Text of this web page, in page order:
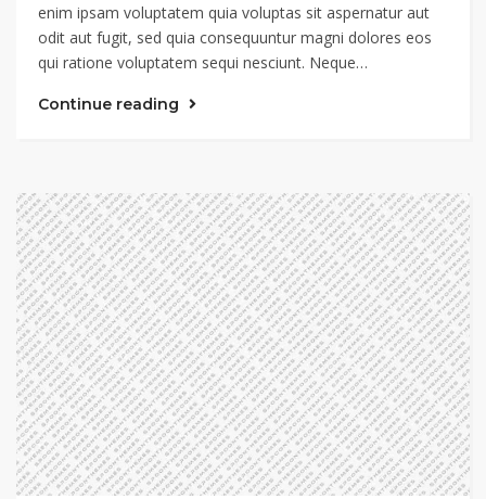
enim ipsam voluptatem quia voluptas sit aspernatur aut
odit aut fugit, sed quia consequuntur magni dolores eos
qui ratione voluptatem sequi nesciunt. Neque…
Continue reading